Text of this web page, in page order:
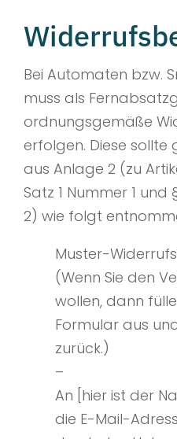
Bei Automaten bzw.
muss als
ordnungsgemäße
erfolgen. Diese
aus Anlage 2 (zu
Satz 1 Nummer 1
2) wie folgt
Muster-
(Wenn Sie den
wollen, dann
Formular aus
zurück.)
–
An [hier ist der
die E-Mail-